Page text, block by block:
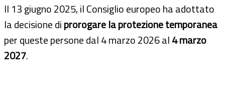
Il 13 giugno 2025, ilConsiglio europeoha adottato
la decisione diprorogare la protezione temporanea
per queste persone dal 4 marzo 2026 al4 marzo
2027.